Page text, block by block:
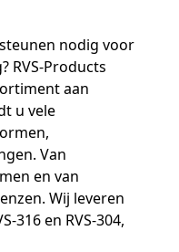
nodig voor
RVS-Products
aan
u vele
Van
en van
Wij leveren
316 en RVS-304,